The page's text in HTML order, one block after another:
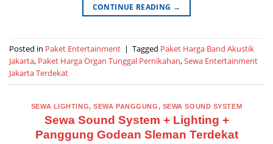
CONTINUE READING →
Posted in Paket Entertainment | Tagged Paket Harga Band Akustik
Jakarta, Paket Harga Organ Tunggal Pernikahan,Sewa Entertainment
Jakarta Terdekat
SEWA LIGHTING,SEWA PANGGUNG, SEWA SOUND SYSTEM
Sewa Sound System + Lighting +
Panggung Godean Sleman Terdekat